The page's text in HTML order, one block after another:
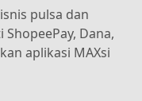
pulsa dan
Dana,
aplikasi MAXsi